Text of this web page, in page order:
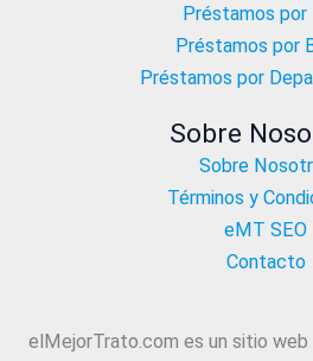
Préstamos por
Préstamos por
Préstamos por
Sobre
Sobre
Términos y
eMT SEO
Contacto
elMejorTrato.com es un sitio